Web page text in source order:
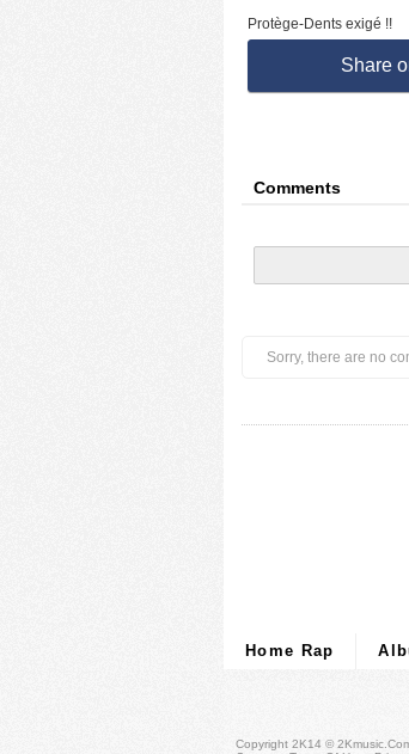
Protège-Dents exigé !!
Share
Comments
Sorry, there are no
Home Rap
Copyright 2K14 ©